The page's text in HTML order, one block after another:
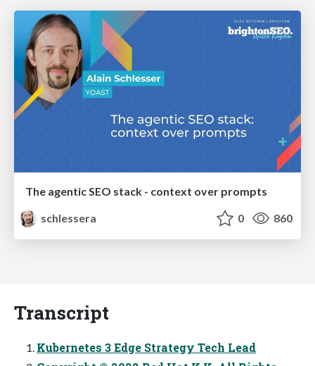
The agentic SEO stack - context over prompts
schlessera
0 860
Transcript
Kubernetes 3 Edge Strategy Tech Lead